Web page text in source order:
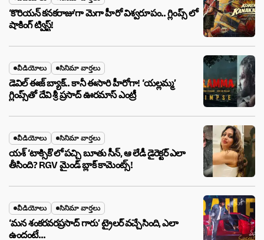
‘కొరియన్ కనకరాజు’గా మెగా హీరో విశ్వరూపం.. గ్లింప్స్ లో
షాకింగ్ ట్విస్ట్!
వీడియోలు సినిమా వార్తలు
డెవిల్ ఈజ్ బ్యాక్.. కానీ ఈసారి హీరోగా! ‘యల్లమ్మ’
గ్లింప్స్‌తో దేవి శ్రీ ప్రసాద్ ఊరమాస్ ఎంట్రీ
వీడియోలు సినిమా వార్తలు
యశ్ ‘టాక్సిక్’లో పచ్చి బూతు సీన్, ఆ లేడీ డైరెక్టర్ ఎలా
తీసింది? RGV మైండ్ బ్లాక్ కామెంట్స్!
వీడియోలు సినిమా వార్తలు
‘మన శంకరవరప్రసాద్ గారు’ ట్రైలర్ వచ్చేసింది, ఎలా
ఉందంటే…